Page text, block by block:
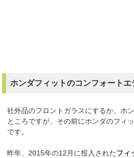
ホンダフィットのコンフォート
社外品のフロントガラスにするか、ホ
ところですが、その前にホンダのフィ
です。
昨年、2015年の12月に投入されたフィ